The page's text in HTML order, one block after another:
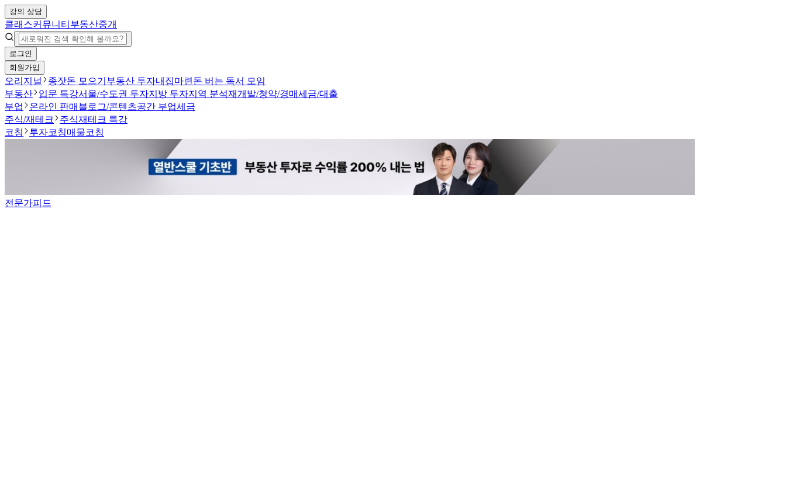
강의 상담
클래스커뮤니티 부동산중개
로그인
회원가입
오리지널 종잣돈 모으기 부동산 투자내집마련 돈 버는 독서 모임
부동산
입문 특강서울/수도권 투자지방 투자지역 분석재개발/청약/경매세금/대출
부업
온라인 판매 블로그/콘텐츠공간 부업세금
주식/재테크
주식재테크 특강
코칭
투자코칭매물코칭
전문가피드